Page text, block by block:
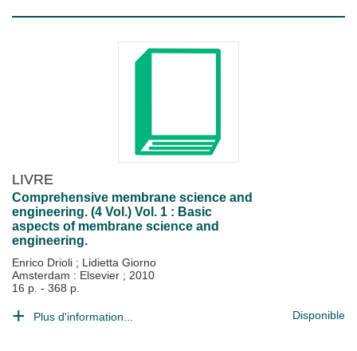
LIVRE
Comprehensive membrane science and
engineering. (4 Vol.) Vol. 1 : Basic
aspects of membrane science and
engineering.
Enrico Drioli ; Lidietta Giorno
Amsterdam : Elsevier ; 2010
16 p. - 368 p.
Plus d'information... Disponible